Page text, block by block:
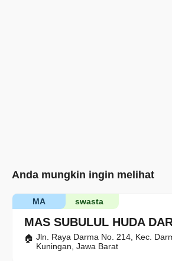
Anda mungkin ingin melihat
MAS SUBULUL HUDA
swasta
MA
Jln. Raya Darma No. 214, Kec.
Kuningan, Jawa Barat